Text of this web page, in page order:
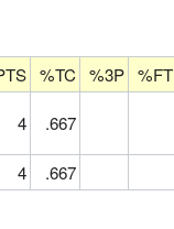
%TC %3P %FT
4 .667
4 .667